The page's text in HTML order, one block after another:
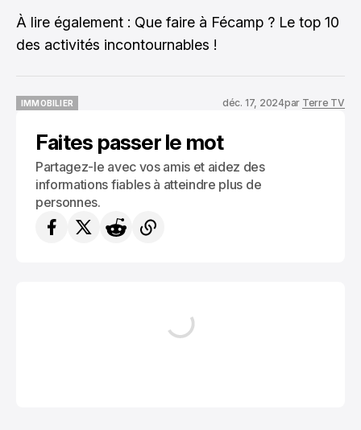
À lire également : Que faire à Fécamp ? Le top 10
des activités incontournables !
IMMOBILIER
déc. 17, 2024par Terre TV
Faites passer le mot
Partagez-le avec vos amis et aidez des
informations fiables à atteindre plus de
personnes.